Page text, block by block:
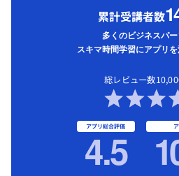
累計受講者数1
多くのビジネスパー
スキマ時間学習にアプリ
総レビュー数
アプリ総合評価
4.5 1